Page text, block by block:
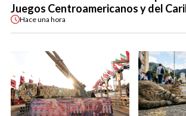
Juegos Centroamericanos y del
Haceuna hora